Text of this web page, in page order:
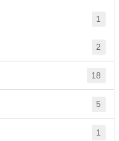
1
2
18
5
1